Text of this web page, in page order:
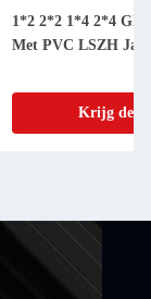
1*2 2*2 1*4 2*4
Met PVC LSZH
Krijg de